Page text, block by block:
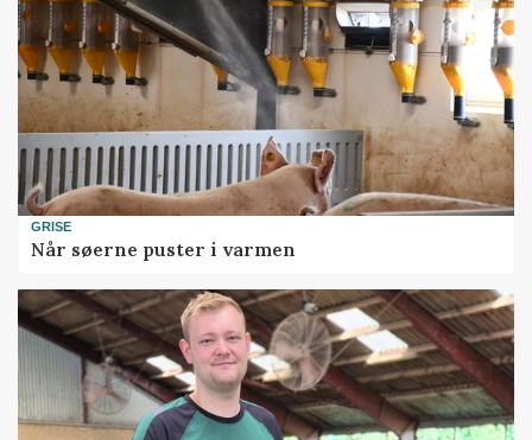
GRISE
Når søerne puster i varmen